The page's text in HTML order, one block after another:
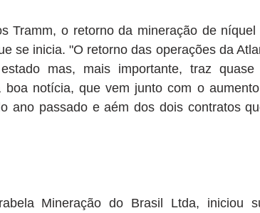
Tramm, o retorno da mineração de níquel
se inicia. "O retorno das operações da
mas, mais importante, traz quase
notícia, que vem junto com o
ano passado e aém dos dois contratos
Mineração do Brasil Ltda, iniciou